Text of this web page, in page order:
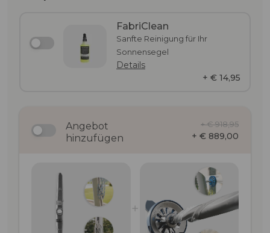
FabriClean
Sanfte Reinigung für Ihr
Sonnensegel
Details
+ € 14,95
Angebot
hinzufügen
+ € 918,95
+ € 889,00